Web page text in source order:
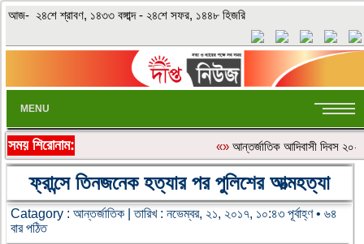
আজ- ২৪শে শ্রাবণ, ১৪৩৩ বঙ্গাব্দ - ২৪শে সফর, ১৪৪৮ হিজরি
MENU
সময় শিরোনাম: «» আন্তর্জাতিক আদিবাসী দিবস
ফ্রান্সে তিনজনেক হত্যার পর পুলিশের আত্মহত্যা
Catagory : আন্তর্জাতিক | তারিখ : নভেম্বর, ২১, ২০১৭, ১০:৪৩ পূর্বাহ্ণ • ৬৪
বার পঠিত